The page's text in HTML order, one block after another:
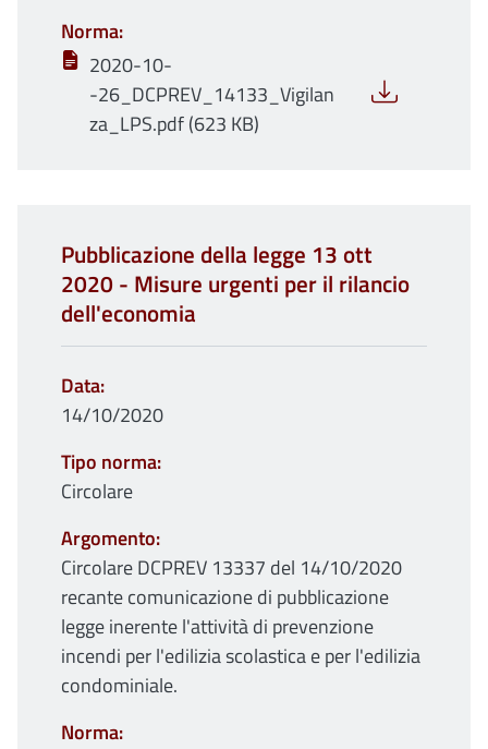
Norma
2020-10-
-26_DCPREV_14133_Vigilan
za_LPS.pdf (623 KB)
Pubblicazione della legge 13 ott
2020 - Misure urgenti per il rilancio
dell'economia
Data
14/10/2020
Tipo norma
Circolare
Argomento
Circolare DCPREV 13337 del 14/10/2020
recante comunicazione di pubblicazione
legge inerente l'attività di prevenzione
incendi per l'edilizia scolastica e per l'edilizia
condominiale.
Norma